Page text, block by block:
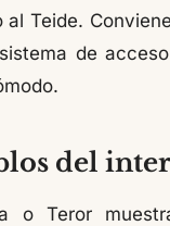
al Teide.
de
del
o Teror